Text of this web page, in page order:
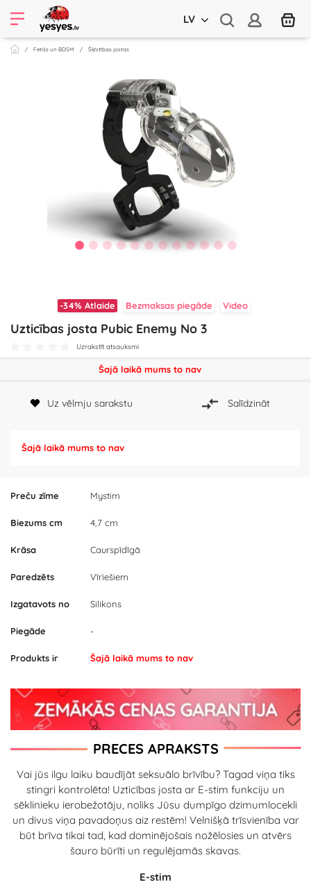
LV
Fetišs un BDSM Šķīstības jostas
-34% Atlaide Bezmaksas piegāde Video
Uzticības josta Pubic Enemy No 3
Uzrakstīt atsauksmi
Preču zīme Mystim
Biezums cm 4,7 cm
Krāsa Caurspīdīgā
Paredzēts Vīriešiem
Izgatavots no Silikons
Piegāde -
Produkts ir Šajā laikā mums to nav
Šajā laikā mums to nav
Uz vēlmju sarakstu Salīdzināt
Šajā laikā mums to nav
PRECES APRAKSTS
Vai jūs ilgu laiku baudījāt seksuālo brīvību? Tagad viņa tiks
stingri kontrolēta! Uzticības josta ar E-stim funkciju un
sēklinieku ierobežotāju, noliks Jūsu dumpīgo dzimumlocekli
un divus viņa pavadoņus aiz restēm! Velnišķā trīsvienība var
būt brīva tikai tad, kad dominējošais nožēlosies un atvērs
šauro būrīti un regulējamās skavas.
E-stim